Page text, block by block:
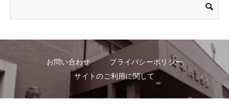
お問い合わせ
プライバシーポリシー
サイトのご利用に関して